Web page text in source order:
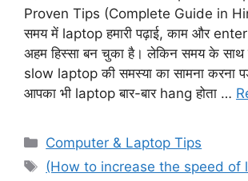
Proven Tips (Complete Guide in
समय में laptop हमारी पढ़ाई, काम और
अहम हिस्सा बन चुका है। लेकिन समय के साथ
slow laptop की समस्या का सामना करना
आपका भी laptop बार-बार hang होता …
C
a
Computer & Laptop Tips
T
(How to increase the speed of